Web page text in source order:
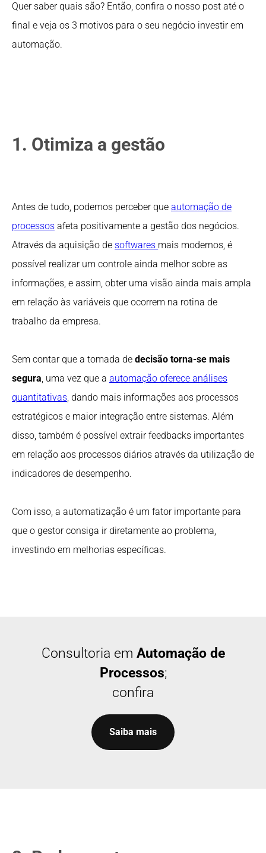
Quer saber quais são? Então, confira o nosso post até o
final e veja os 3 motivos para o seu negócio investir em
automação.
1. Otimiza a gestão
Antes de tudo, podemos perceber que automação de
processos afeta positivamente a gestão dos negócios.
Através da aquisição de softwares mais modernos, é
possível realizar um controle ainda melhor sobre as
informações, e assim, obter uma visão ainda mais ampla
em relação às variáveis que ocorrem na rotina de
trabalho da empresa.
Sem contar que a tomada de decisão torna-se mais
segura, uma vez que a automação oferece análises
quantitativas, dando mais informações aos processos
estratégicos e maior integração entre sistemas. Além
disso, também é possível extrair feedbacks importantes
em relação aos processos diários através da utilização de
indicadores de desempenho.
Com isso, a automatização é um fator importante para
que o gestor consiga ir diretamente ao problema,
investindo em melhorias específicas.
Consultoria em Automação de
Processos;
confira
Saiba mais